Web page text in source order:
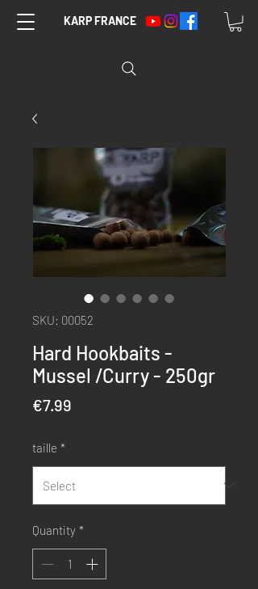
KARP FRANCE
SKU: 00052
Hard Hookbaits -
Mussel /Curry - 250gr
€7.99
taille *
Quantity *